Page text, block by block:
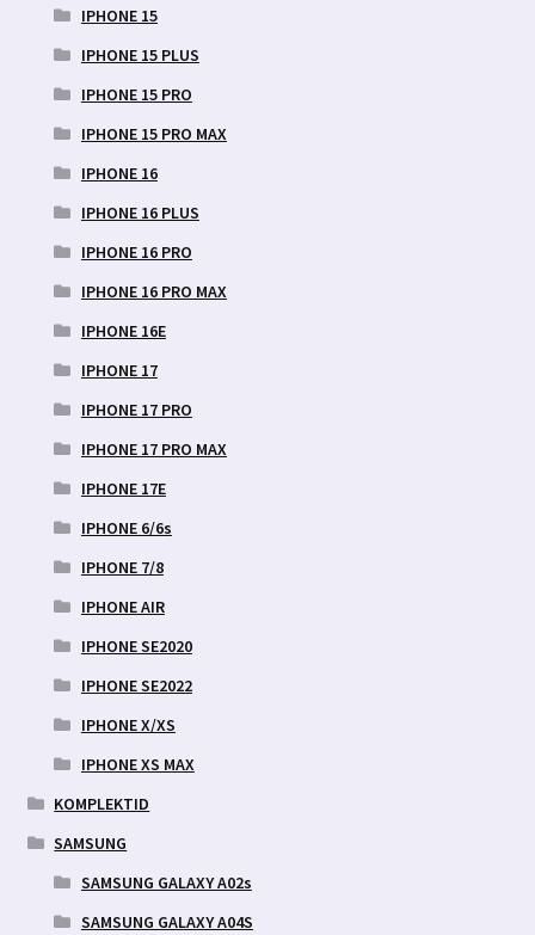
IPHONE 15
IPHONE 15 PLUS
IPHONE 15 PRO
IPHONE 15 PRO MAX
IPHONE 16
IPHONE 16 PLUS
IPHONE 16 PRO
IPHONE 16 PRO MAX
IPHONE 16E
IPHONE 17
IPHONE 17 PRO
IPHONE 17 PRO MAX
IPHONE 17E
IPHONE 6/6s
IPHONE 7/8
IPHONE AIR
IPHONE SE2020
IPHONE SE2022
IPHONE X/XS
IPHONE XS MAX
KOMPLEKTID
SAMSUNG
SAMSUNG GALAXY A02s
SAMSUNG GALAXY A04S